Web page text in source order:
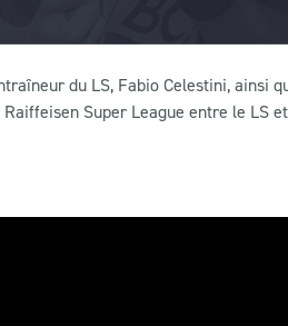
du LS, Fabio Celestini, ainsi
Super League entre le LS